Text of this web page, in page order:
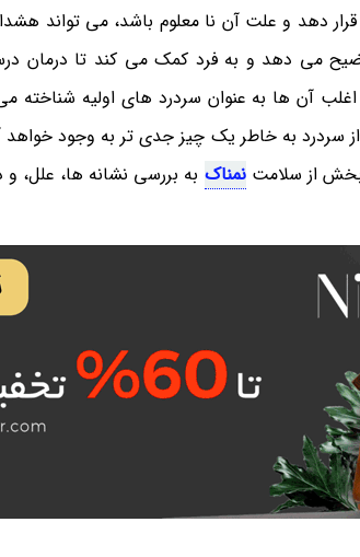
دهد و علت آن نا معلوم باشد، می تواند
اغلب آن ها به عنوان سردرد های اولیه
به خاطر یک چیز جدی تر به وجود خواهد
بخش از سلامتنمناک به بررسی نشانه ها، علل،